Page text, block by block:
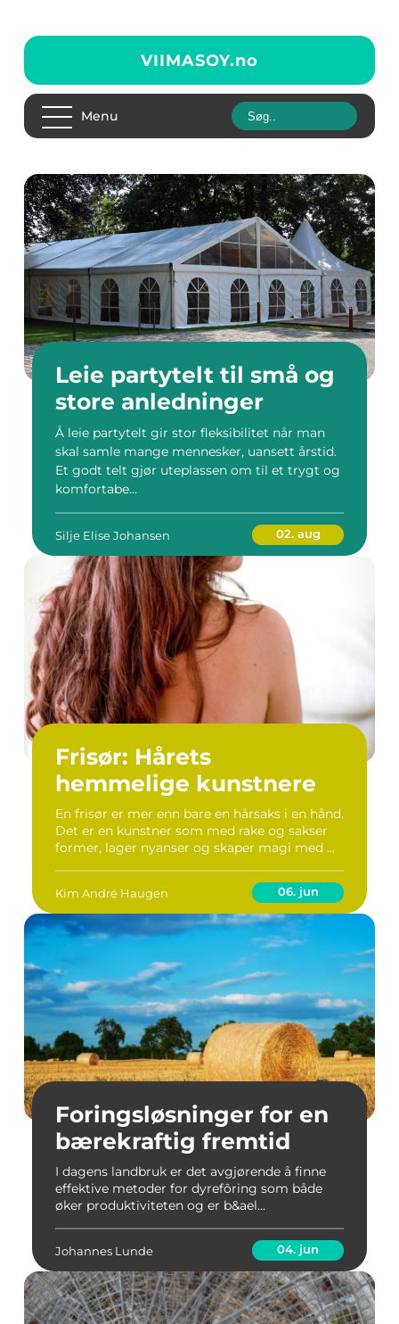
VIIMASOY.no
Menu
Leie partytelt til små og
store anledninger
Å leie partytelt gir stor fleksibilitet når man
skal samle mange mennesker, uansett årstid.
Et godt telt gjør uteplassen om til et trygt og
komfortabe...
Silje Elise Johansen 02. aug
Frisør: Hårets
hemmelige kunstnere
En frisør er mer enn bare en hårsaks i en hånd.
Det er en kunstner som med rake og sakser
former, lager nyanser og skaper magi med ...
Kim André Haugen 06. jun
Foringsløsninger for en
bærekraftig fremtid
I dagens landbruk er det avgjørende å finne
effektive metoder for dyrefôring som både
øker produktiviteten og er b&ael...
Johannes Lunde 04. jun